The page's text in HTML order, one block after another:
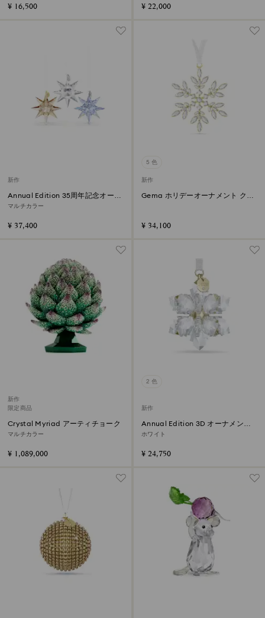
¥ 16,500 ¥ 22,000
新作
Annual Edition 35周年記念オーナ
メントセット 2026
マルチカラー
¥ 37,400
5 色
新作
Gema ホリデーオーナメント クリ
¥ 34,100
新作
限定商品
Crystal Myriad アーティチョーク
マルチカラー
¥ 1,089,000
2 色
新作
Annual Edition 3D オーナメント
2026
ホワイト
¥ 24,750